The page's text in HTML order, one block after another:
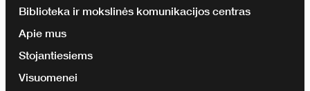
Biblioteka ir mokslinės komunikacijos centras
Apie mus
Stojantiesiems
Visuomenei